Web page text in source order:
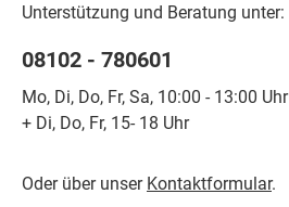
Unterstützung und Beratung unter:
08102 - 780601
Mo, Di, Do, Fr, Sa, 10:00 - 13:00 Uhr
+ Di, Do, Fr, 15- 18 Uhr
Oder über unser Kontaktformular.